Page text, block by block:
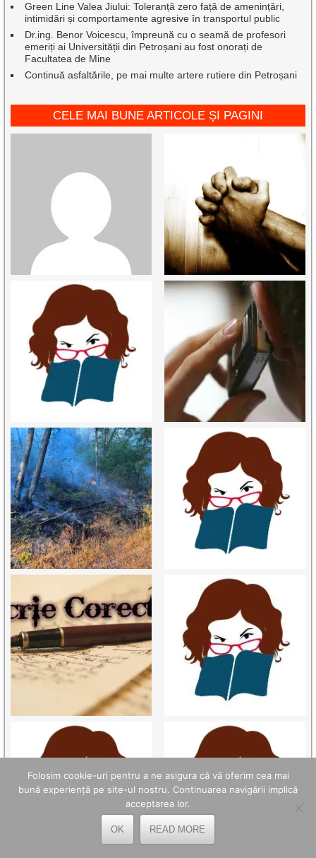
Green Line Valea Jiului: Toleranță zero față de amenințări,
intimidări și comportamente agresive în transportul public
Dr.ing. Benor Voicescu, împreună cu o seamă de profesori
emeriți ai Universității din Petroșani au fost onorați de
Facultatea de Mine
Continuă asfaltările, pe mai multe artere rutiere din Petroșani
CELE MAI BUNE ARTICOLE ȘI PAGINI
Folosim cookie-uri pentru a ne asigura că vă oferim cea mai
bună experiență pe site-ul nostru. Continuarea navigării implică
acceptarea lor.
OK READ MORE